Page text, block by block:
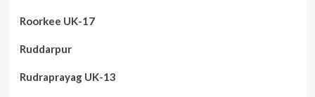
Roorkee UK-17
Ruddarpur
Rudraprayag UK-13